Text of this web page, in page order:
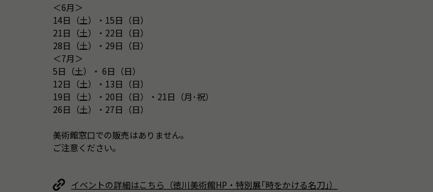
＜6月＞
14日（土）・15日（日）
21日（土）・22日（日）
28日（土）・29日（日）
＜7月＞
5日（土）・ 6日（日）
12日（土）・13日（日）
19日（土）・20日（日）・21日（月･祝）
26日（土）・27日（日）
美術館窓口での販売はありません。
ご注意ください。
イベントの詳細はこちら（徳川美術館HP・特別展｢時をかける名刀｣）